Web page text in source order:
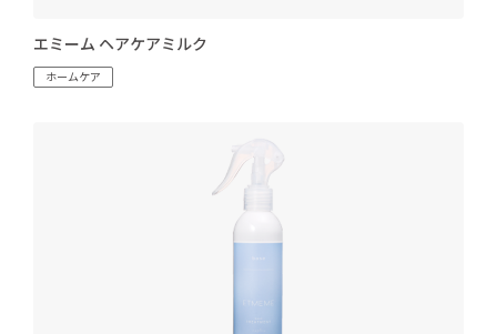
エミーム ヘアケアミルク
ホームケア